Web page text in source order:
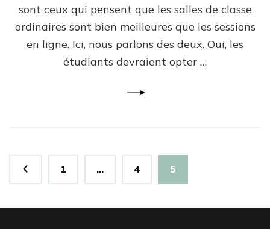
sont ceux qui pensent que les salles de classe
ordinaires sont bien meilleures que les sessions
en ligne. Ici, nous parlons des deux. Oui, les
étudiants devraient opter …
Pagination
des
Page
1 … Page
4 Page
5